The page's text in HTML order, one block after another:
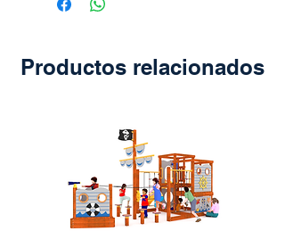
Productos relacionados